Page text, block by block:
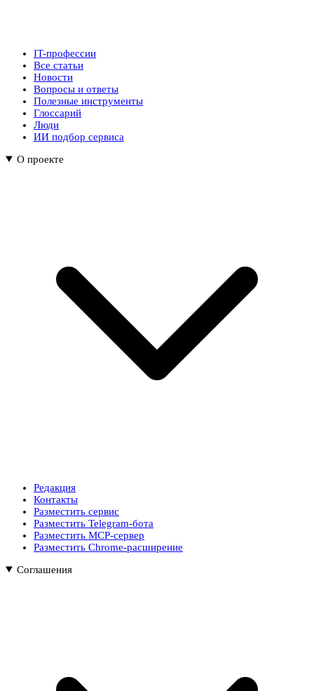
IT-профессии
Все статьи
Новости
Вопросы и ответы
Полезные инструменты
Глоссарий
Люди
ИИ подбор сервиса
О проекте
Редакция
Контакты
Разместить сервис
Разместить Telegram-бота
Разместить MCP-сервер
Разместить Chrome-расширение
Соглашения